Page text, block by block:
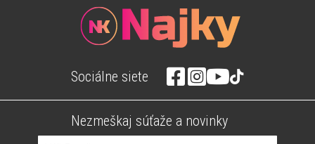
Sociálne siete
Nezmeškaj súťaže a novinky